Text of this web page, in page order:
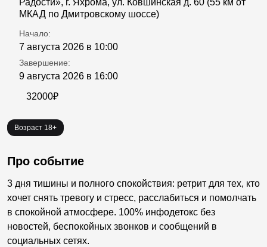
Радости», г. Яхрома, ул. Ковшинская д. 60 (55 км от
МКАД по Дмитровскому шоссе)
Начало:
7 августа 2026 в 10:00
Завершение:
9 августа 2026 в 16:00
32000₽
Возраст 18+
Про событие
3 дня тишины и полного спокойствия: ретрит для тех, кто
хочет снять тревогу и стресс, расслабиться и помолчать
в спокойной атмосфере. 100% инфодетокс без
новостей, беспокойных звонков и сообщений в
социальных сетях.